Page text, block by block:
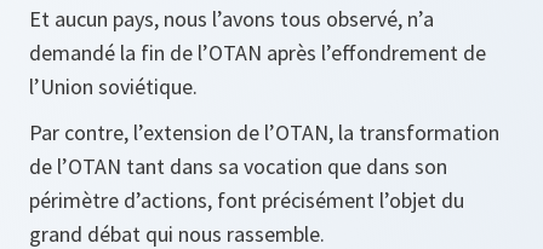
Et aucun pays, nous l’avons tous observé, n’a
demandé la fin de l’OTAN après l’effondrement de
l’Union soviétique.
Par contre, l’extension de l’OTAN, la transformation
de l’OTAN tant dans sa vocation que dans son
périmètre d’actions, font précisément l’objet du
grand débat qui nous rassemble.